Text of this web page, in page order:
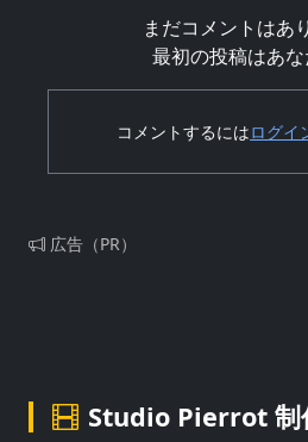
まだコメントはあ
最初の投稿はあな
コメントするにはログイ
広告（PR）
Studio Pierrot 制